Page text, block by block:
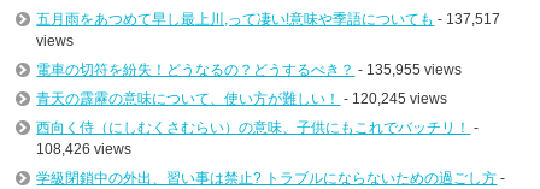
五月雨をあつめて早し最上川,って凄い!意味や季語についても - 137,517
views
電車の切符を紛失！どうなるの？どうするべき？ - 135,955 views
青天の霹靂の意味について、使い方が難しい！ - 120,245 views
西向く侍（にしむくさむらい）の意味、子供にもこれでバッチリ！ -
108,426 views
学級閉鎖中の外出、習い事は禁止? トラブルにならないための過ごし方 -